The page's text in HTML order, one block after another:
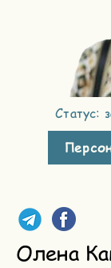
Статус:
Олена